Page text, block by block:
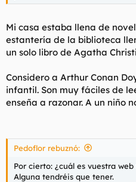
Mi casa estaba llena de
estantería de la biblioteca
un solo libro de Agatha
Considero a Arthur Conan
infantil. Son muy fáciles de
enseña a razonar. A un niño
Pedoflor rebuznó:
Por cierto: ¿cuál es vuestra
Alguna tendréis que tener.